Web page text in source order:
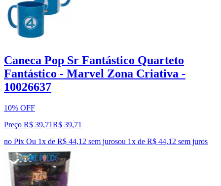
Caneca Pop Sr Fantástico Quarteto
Fantástico - Marvel Zona Criativa -
10026637
10% OFF
Preço R$ 39,71R$ 39,71
no Pix Ou 1x de R$ 44,12 sem jurosou 1x de R$ 44,12 sem juros